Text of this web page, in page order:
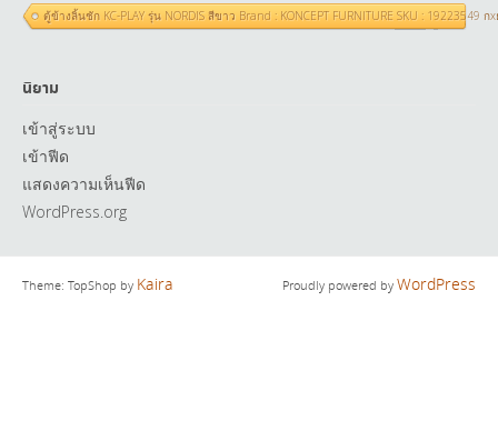
ตู้ข้างลิ้นชัก KC-PLAY รุ่น NORDIS สีขาว Brand : KONCEPT FURNITURE SKU : 19223549 ก
นิยาม
เข้าสู่ระบบ
เข้าฟีด
แสดงความเห็นฟีด
WordPress.org
Theme: TopShop by Kaira Proudly powered byWordPress